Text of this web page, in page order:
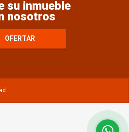
su inmueble
nosotros
OFERTAR